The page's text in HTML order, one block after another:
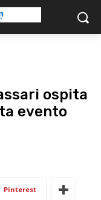
ospita
evento
Pinterest